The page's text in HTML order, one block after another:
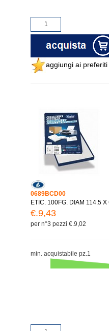
aggiungi ai preferiti
0689BCD00
ETIC. 100FG. DIAM 114.5 X
€.9,43
per n°3 pezzi €.9,02
min. acquistabile pz.1